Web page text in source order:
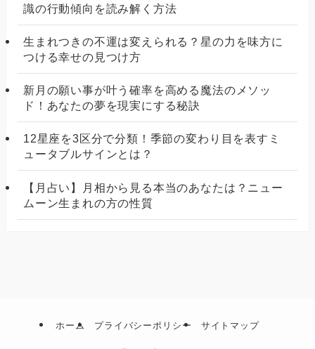
識の行動傾向を読み解く方法
生まれつきの不運は変えられる？星の力を味方に
つける幸せの見つけ方
新月の願い事が叶う確率を高める魔法のメソッ
ド！あなたの夢を現実にする秘訣
12星座を3区分で分類！季節の変わり目を表すミ
ュータブルサインとは？
【月占い】月相から見る本当のあなたは？ニュー
ムーン生まれの方の性質
ホーム プライバシーポリシー サイトマップ